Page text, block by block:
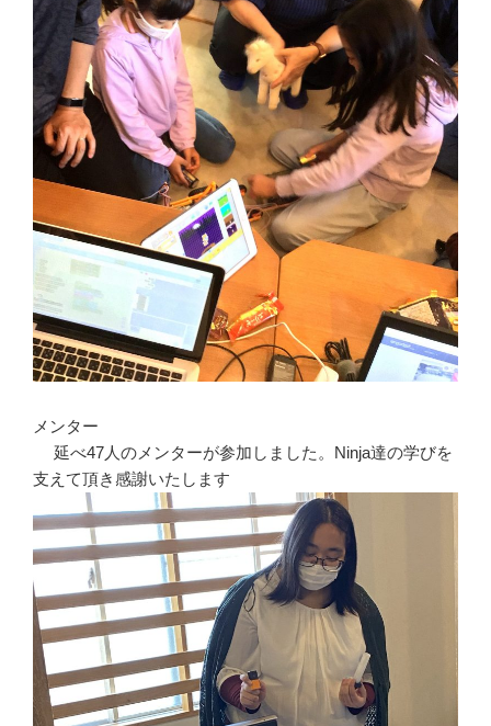
メンター
延べ47人のメンターが参加しました。Ninja達の学びを
支えて頂き感謝いたします